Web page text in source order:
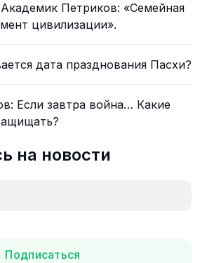
Петриков: «Семейная
цивилизации».
дата празднования Пасхи?
Если завтра война… Какие
на новости
Подписаться